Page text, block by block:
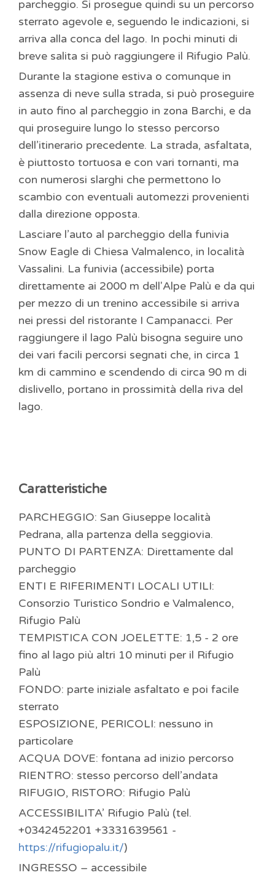
parcheggio. Si prosegue quindi su un percorso
sterrato agevole e, seguendo le indicazioni, si
arriva alla conca del lago. In pochi minuti di
breve salita si può raggiungere il Rifugio Palù.
Durante la stagione estiva o comunque in
assenza di neve sulla strada, si può proseguire
in auto fino al parcheggio in zona Barchi, e da
qui proseguire lungo lo stesso percorso
dell’itinerario precedente. La strada, asfaltata,
è piuttosto tortuosa e con vari tornanti, ma
con numerosi slarghi che permettono lo
scambio con eventuali automezzi provenienti
dalla direzione opposta.
Lasciare l’auto al parcheggio della funivia
Snow Eagle di Chiesa Valmalenco, in località
Vassalini. La funivia (accessibile) porta
direttamente ai 2000 m dell'Alpe Palù e da qui
per mezzo di un trenino accessibile si arriva
nei pressi del ristorante I Campanacci. Per
raggiungere il lago Palù bisogna seguire uno
dei vari facili percorsi segnati che, in circa 1
km di cammino e scendendo di circa 90 m di
dislivello, portano in prossimità della riva del
lago.
Caratteristiche
PARCHEGGIO: San Giuseppe località
Pedrana, alla partenza della seggiovia.
PUNTO DI PARTENZA: Direttamente dal
parcheggio
ENTI E RIFERIMENTI LOCALI UTILI:
Consorzio Turistico Sondrio e Valmalenco,
Rifugio Palù
TEMPISTICA CON JOELETTE: 1,5 - 2 ore
fino al lago più altri 10 minuti per il Rifugio
Palù
FONDO: parte iniziale asfaltato e poi facile
sterrato
ESPOSIZIONE, PERICOLI: nessuno in
particolare
ACQUA DOVE: fontana ad inizio percorso
RIENTRO: stesso percorso dell’andata
RIFUGIO, RISTORO: Rifugio Palù
ACCESSIBILITA’ Rifugio Palù (tel.
+0342452201 +3331639561 -
https://rifugiopalu.it/)
INGRESSO – accessibile